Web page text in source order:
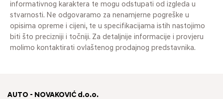
informativnog karaktera te mogu odstupati od izgleda u
stvarnosti. Ne odgovaramo za nenamjerne pogreške u
opisima opreme i cijeni, te u specifikacijama istih nastojimo
biti što precizniji i točniji. Za detaljnije informacije i provjeru
molimo kontaktirati ovlaštenog prodajnog predstavnika.
AUTO - NOVAKOVIĆ d.o.o.